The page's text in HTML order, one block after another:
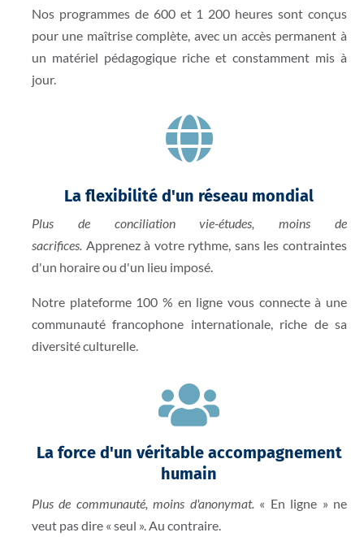
Nos programmes de 600 et 1 200 heures sont conçus
pour une maîtrise complète, avec un accès permanent à
un matériel pédagogique riche et constamment mis à
jour.

La flexibilité d'un réseau mondial
Plus de conciliation vie-études, moins de
sacrifices. Apprenez à votre rythme, sans les contraintes
d'un horaire ou d'un lieu imposé.
Notre plateforme 100 % en ligne vous connecte à une
communauté francophone internationale, riche de sa
diversité culturelle.

La force d'un véritable accompagnement
humain
Plus de communauté, moins d'anonymat.« En ligne » ne
veut pas dire « seul ». Au contraire.